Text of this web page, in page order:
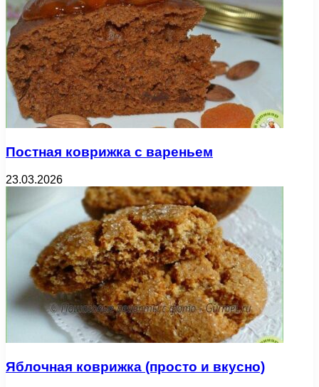
Постная коврижка с вареньем
23.03.2026
Яблочная коврижка (просто и вкусно)